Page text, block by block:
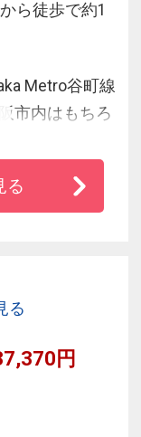
ら徒歩で約1
Metro谷町線
市内はもちろ
ビジネス・
る
る
円